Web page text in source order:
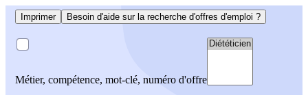
Imprimer Besoin d'aide sur la recherche d'offres d'emploi ?
Métier, compétence, mot-clé, numéro d'offre